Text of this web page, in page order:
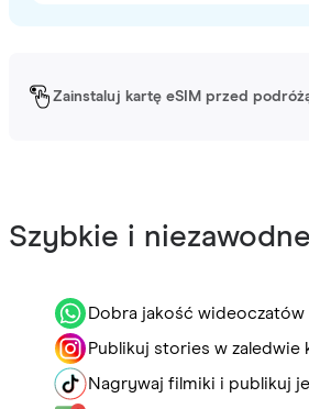
Zainstaluj kartę eSIM przed
Szybkie i
Dobra jakość wideoczatów
Publikuj stories w zaledwie
Nagrywaj filmiki i publikuj